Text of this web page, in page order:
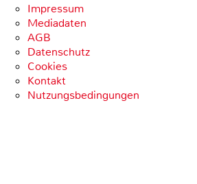
Impressum
Mediadaten
AGB
Datenschutz
Cookies
Kontakt
Nutzungsbedingungen